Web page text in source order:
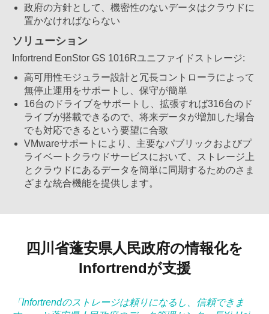
政府の方針として、機密性のないデータはクラウドに
置かなければならない
ソリューション
Infortrend EonStor GS 1016Rユニファイドストレージ:
高可用性モジュラー設計と冗長コントローラによって
無停止運用をサポートし、保守が簡単
16台のドライブをサポートし、拡張すれば316台のド
ライブが搭載できるので、将来データが増加した場合
でも対応できるという要望に合致
VMwareサポートにより、主要なパブリックおよびプ
ライベートクラウドサービスにおいて、ストレージ上
とクラウドにあるデータを簡単に同期するためのさま
ざまな統合機能を提供します。
四川省蓬安県人民政府の情報化を
Infortrendが支援
「Infortrendのストレージは頼りになるし、信頼できま